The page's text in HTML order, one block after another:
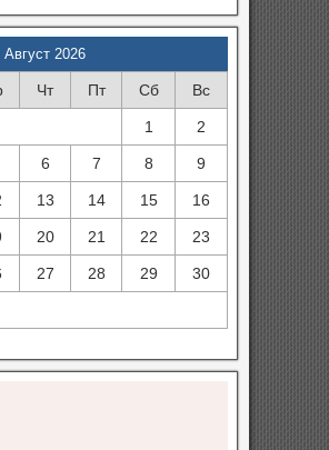
Август 2026
Чт Пт Сб Вс
1 2
6 7 8 9
13 14 15 16
20 21 22 23
27 28 29 30